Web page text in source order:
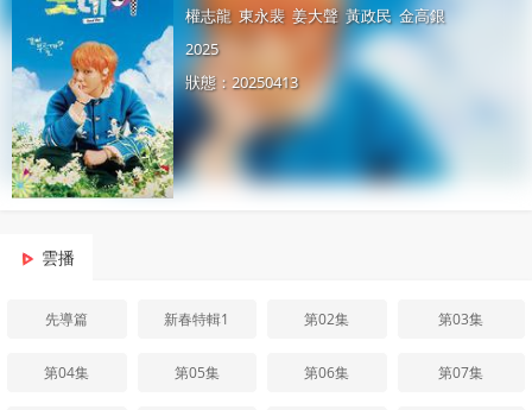
權志龍 東永裴 姜大聲 黃政民 金高銀
2025
狀態：20250413
雲播
先導篇 新春特輯1 第02集 第03集
第04集 第05集 第06集 第07集